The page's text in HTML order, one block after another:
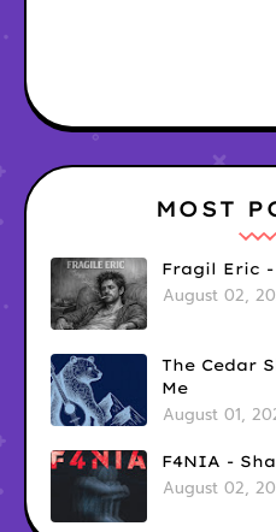
MOST
Fragil Eric
August 02,
The Cedar
Me
August 01,
F4NIA -
August 02,